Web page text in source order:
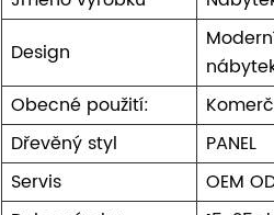
Design
Obecné použití:
Dřevěný styl
PANEL
Servis
OEM